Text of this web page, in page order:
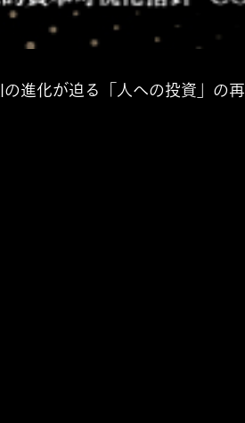
の進化が迫る「人への投資」